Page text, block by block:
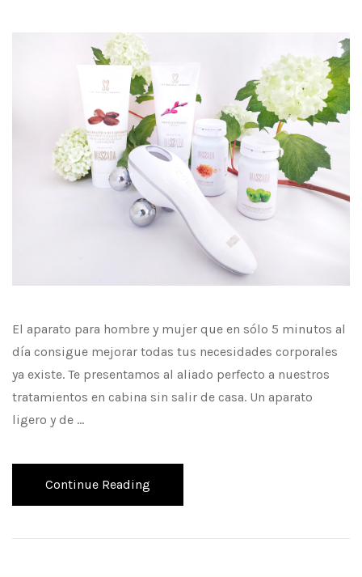
El aparato para hombre y mujer que en sólo 5 minutos al
día consigue mejorar todas tus necesidades corporales
ya existe. Te presentamos al aliado perfecto a nuestros
tratamientos en cabina sin salir de casa. Un aparato
ligero y de …
Continue Reading